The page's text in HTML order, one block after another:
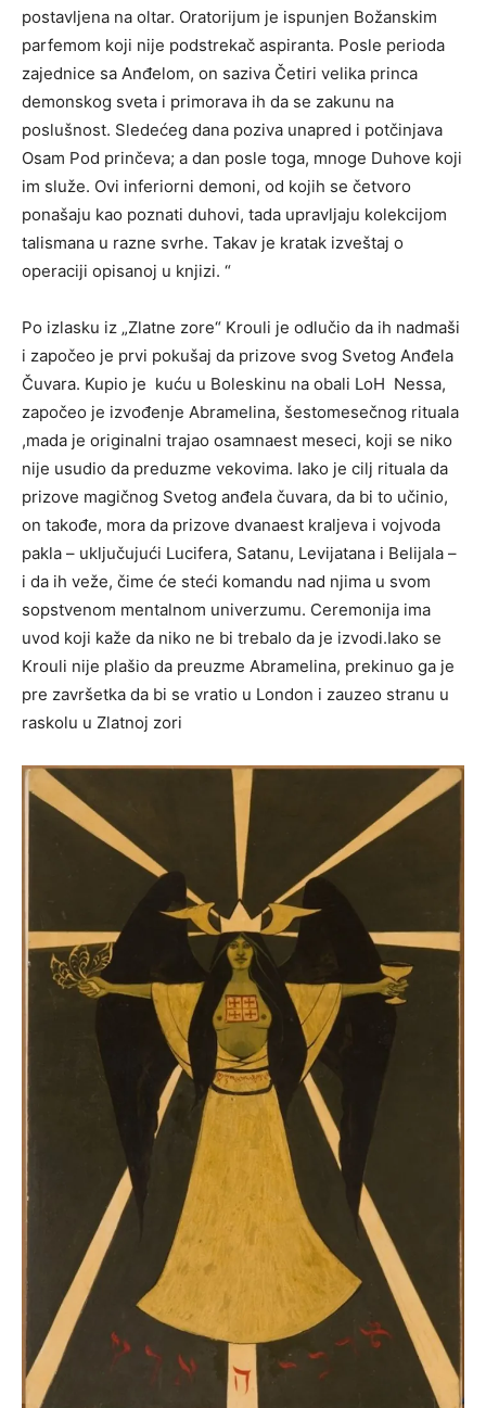
postavljena na oltar. Oratorijum je ispunjen Božanskim
parfemom koji nije podstrekač aspiranta. Posle perioda
zajednice sa Anđelom, on saziva Četiri velika princa
demonskog sveta i primorava ih da se zakunu na
poslušnost. Sledećeg dana poziva unapred i potčinjava
Osam Pod prinčeva; a dan posle toga, mnoge Duhove koji
im služe. Ovi inferiorni demoni, od kojih se četvoro
ponašaju kao poznati duhovi, tada upravljaju kolekcijom
talismana u razne svrhe. Takav je kratak izveštaj o
operaciji opisanoj u knjizi. “
Po izlasku iz „Zlatne zore“ Krouli je odlučio da ih nadmaši
i započeo je prvi pokušaj da prizove svog Svetog Anđela
Čuvara. Kupio je kuću u Boleskinu na obali LoH Nessa,
započeo je izvođenje Abramelina, šestomesečnog rituala
,mada je originalni trajao osamnaest meseci, koji se niko
nije usudio da preduzme vekovima. Iako je cilj rituala da
prizove magičnog Svetog anđela čuvara, da bi to učinio,
on takođe, mora da prizove dvanaest kraljeva i vojvoda
pakla – uključujući Lucifera, Satanu, Levijatana i Belijala –
i da ih veže, čime će steći komandu nad njima u svom
sopstvenom mentalnom univerzumu. Ceremonija ima
uvod koji kaže da niko ne bi trebalo da je izvodi.Iako se
Krouli nije plašio da preuzme Abramelina, prekinuo ga je
pre završetka da bi se vratio u London i zauzeo stranu u
raskolu u Zlatnoj zori